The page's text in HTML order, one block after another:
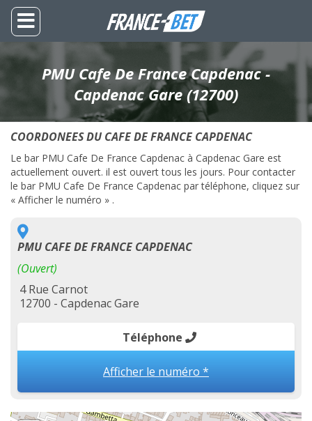
PMU Cafe De France Capdenac -
Capdenac Gare (12700)
COORDONEES DU CAFE DE FRANCE CAPDENAC
Le bar PMU Cafe De France Capdenac à Capdenac Gare est
actuellement ouvert. il est ouvert tous les jours. Pour contacter
le bar PMU Cafe De France Capdenac par téléphone, cliquez sur
« Afficher le numéro » .
PMU CAFE DE FRANCE CAPDENAC
(Ouvert)
4 Rue Carnot
12700 - Capdenac Gare
Téléphone
Afficher le numéro *